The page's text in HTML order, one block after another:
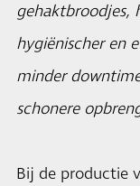
gehaktbroodjes,
hygiënischer en
minder
schonere
Bij de productie